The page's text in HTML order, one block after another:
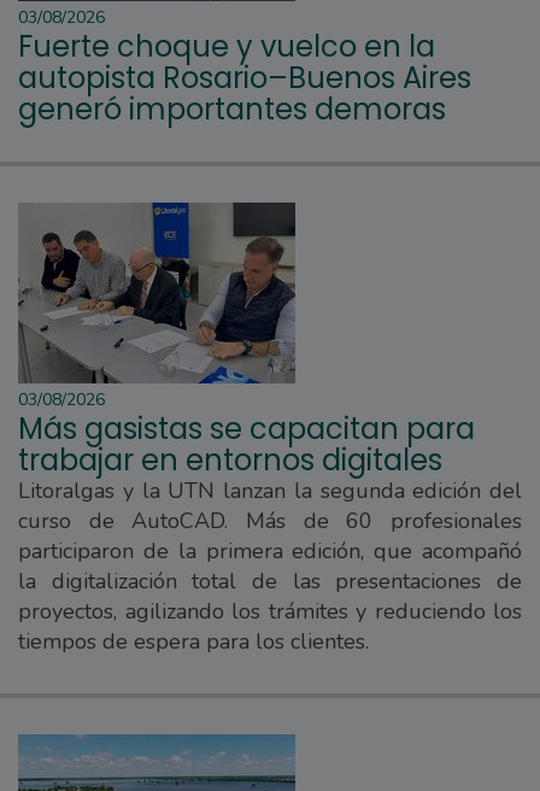
03/08/2026
Fuerte choque y vuelco en la
autopista Rosario–Buenos Aires
generó importantes demoras
03/08/2026
Más gasistas se capacitan para
trabajar en entornos digitales
Litoralgas y la UTN lanzan la segunda edición del
curso de AutoCAD. Más de 60 profesionales
participaron de la primera edición, que acompañó
la digitalización total de las presentaciones de
proyectos, agilizando los trámites y reduciendo los
tiempos de espera para los clientes.